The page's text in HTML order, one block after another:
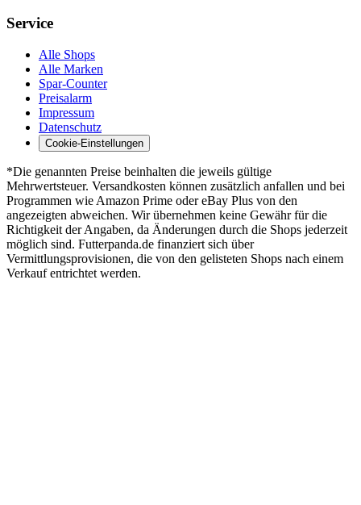
Service
Alle Shops
Alle Marken
Spar-Counter
Preisalarm
Impressum
Datenschutz
Cookie-Einstellungen
*Die genannten Preise beinhalten die jeweils gültige
Mehrwertsteuer. Versandkosten können zusätzlich anfallen und bei
Programmen wie Amazon Prime oder eBay Plus von den
angezeigten abweichen. Wir übernehmen keine Gewähr für die
Richtigkeit der Angaben, da Änderungen durch die Shops jederzeit
möglich sind. Futterpanda.de finanziert sich über
Vermittlungsprovisionen, die von den gelisteten Shops nach einem
Verkauf entrichtet werden.